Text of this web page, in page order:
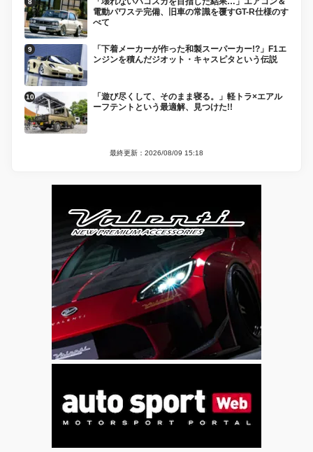
電動パワステ完備、旧車の常識を覆すGT-R仕様のす
べて
「下着メーカーが作った和製スーパーカー!?」F1エ
ンジンを積んだジオット・キャスピタという伝説
「遊び尽くして、そのまま寝る。」軽トラ×エアル
ーフテントという最適解、見つけた!!
最終更新：2026/08/09 15:18